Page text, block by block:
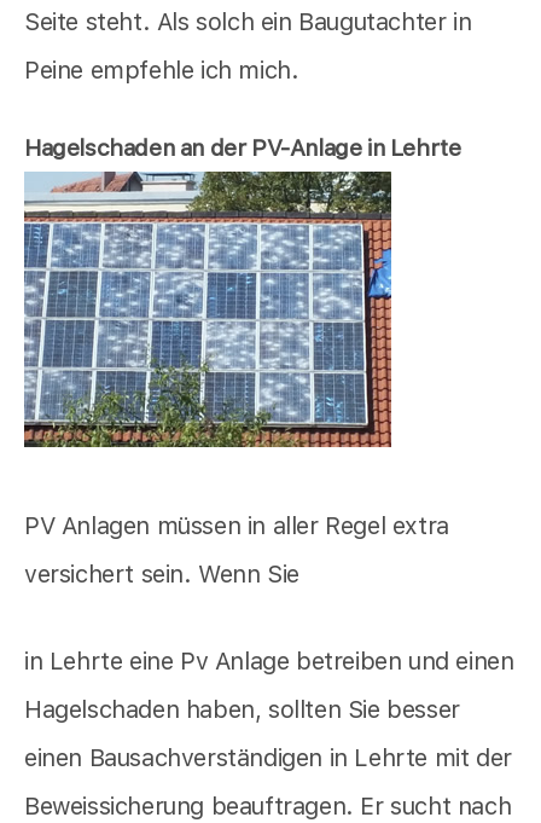
Seite steht. Als solch ein Baugutachter in
Peine empfehle ich mich.
Hagelschaden an der PV-Anlage in Lehrte
PV Anlagen müssen in aller Regel extra
versichert sein. Wenn Sie
in Lehrte eine Pv Anlage betreiben und einen
Hagelschaden haben, sollten Sie besser
einen Bausachverständigen in Lehrte mit der
Beweissicherung beauftragen. Er sucht nach